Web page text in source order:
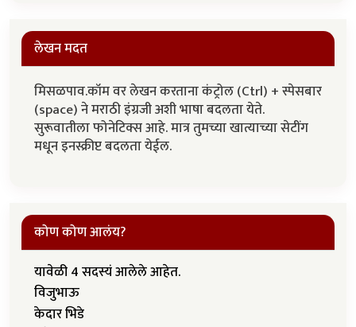
लेखन मदत
मिसळपाव.कॉम वर लेखन करताना कंट्रोल (Ctrl) + स्पेसबार
(space) ने मराठी इंग्रजी अशी भाषा बदलता येते.
सुरूवातीला फोनेटिक्स आहे. मात्र तुमच्या खात्याच्या सेटींग
मधून इनस्क्रीप्ट बदलता येईल.
कोण कोण आलंय?
यावेळी 4 सदस्यं आलेले आहेत.
विजुभाऊ
केदार भिडे